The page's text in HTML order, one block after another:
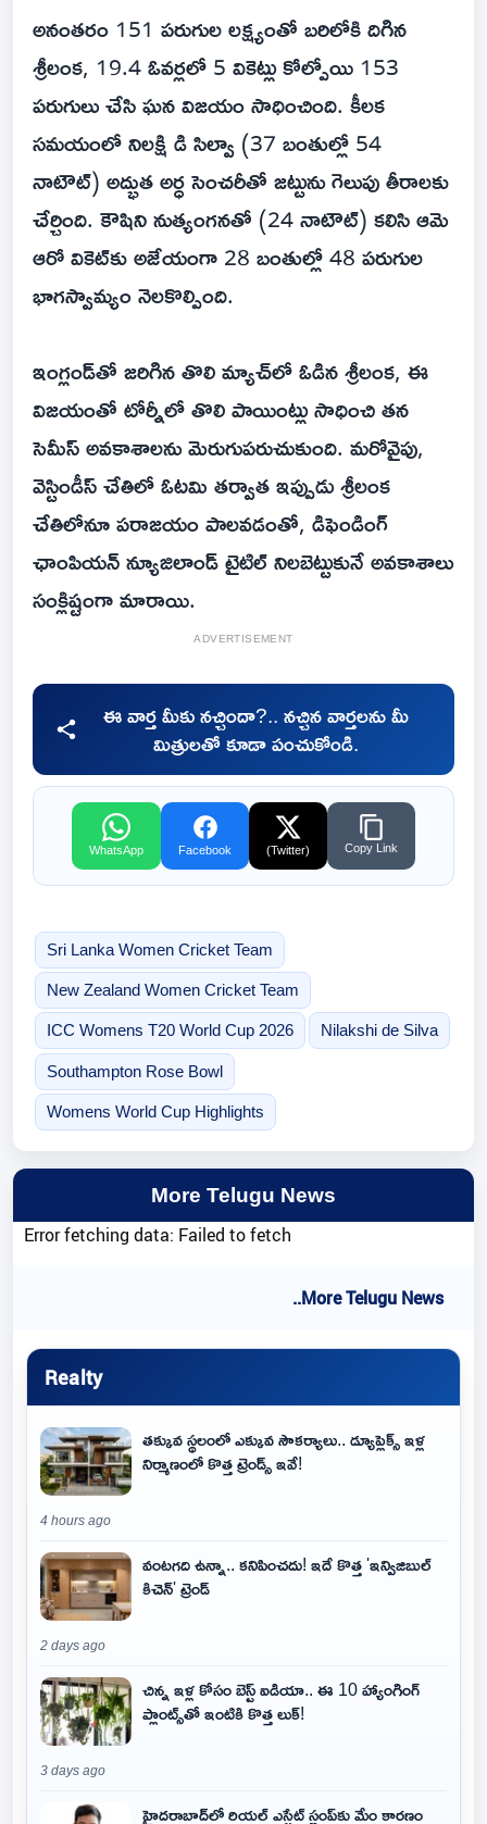
అనంతరం 151 పరుగుల లక్ష్యంతో బరిలోకి దిగిన
శ్రీలంక, 19.4 ఓవర్లలో 5 వికెట్లు కోల్పోయి 153
పరుగులు చేసి ఘన విజయం సాధించింది. కీలక
సమయంలో నిలక్షి డి సిల్వా (37 బంతుల్లో 54
నాటౌట్) అద్భుత అర్ధ సెంచరీతో జట్టును గెలుపు తీరాలకు
చేర్చింది. కౌషిని నుత్యంగనతో (24 నాటౌట్) కలిసి ఆమె
ఆరో వికెట్‌కు అజేయంగా 28 బంతుల్లో 48 పరుగుల
భాగస్వామ్యం నెలకొల్పింది.
ఇంగ్లండ్‌తో జరిగిన తొలి మ్యాచ్‌లో ఓడిన శ్రీలంక, ఈ
విజయంతో టోర్నీలో తొలి పాయింట్లు సాధించి తన
సెమీస్ అవకాశాలను మెరుగుపరుచుకుంది. మరోవైపు,
వెస్టిండీస్ చేతిలో ఓటమి తర్వాత ఇప్పుడు శ్రీలంక
చేతిలోనూ పరాజయం పాలవడంతో, డిఫెండింగ్
ఛాంపియన్ న్యూజిలాండ్ టైటిల్ నిలబెట్టుకునే అవకాశాలు
సంక్లిష్టంగా మారాయి.
ADVERTISEMENT
ఈ వార్త మీకు నచ్చిందా?.. నచ్చిన వార్తలను మీ
మిత్రులతో కూడా పంచుకోండి.
WhatsApp Facebook (Twitter) Copy Link
Sri Lanka Women Cricket Team
New Zealand Women Cricket Team
ICC Womens T20 World Cup 2026 Nilakshi de Silva
Southampton Rose Bowl
Womens World Cup Highlights
More Telugu News
Error fetching data: Failed to fetch
..More Telugu News
Realty
తక్కువ స్థలంలో ఎక్కువ సౌకర్యాలు.. డ్యూప్లెక్స్ ఇళ్ల
నిర్మాణంలో కొత్త ట్రెండ్స్ ఇవే!
4 hours ago
వంటగది ఉన్నా.. కనిపించదు! ఇదే కొత్త 'ఇన్విజిబుల్
కిచెన్' ట్రెండ్
2 days ago
చిన్న ఇళ్ల కోసం బెస్ట్ ఐడియా.. ఈ 10 హ్యాంగింగ్
ప్లాంట్స్‌తో ఇంటికి కొత్త లుక్!
3 days ago
హైదరాబాద్‌లో రియల్ ఎస్టేట్ స్లంప్‌కు మేం కారణం